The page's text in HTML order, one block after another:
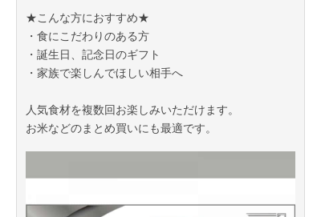
★こんな方におすすめ★
・食にこだわりのある方
・誕生日、記念日のギフト
・家族で楽しんでほしい相手へ
人気食材を複数回お楽しみいただけます。
お米などのまとめ買いにも最適です。